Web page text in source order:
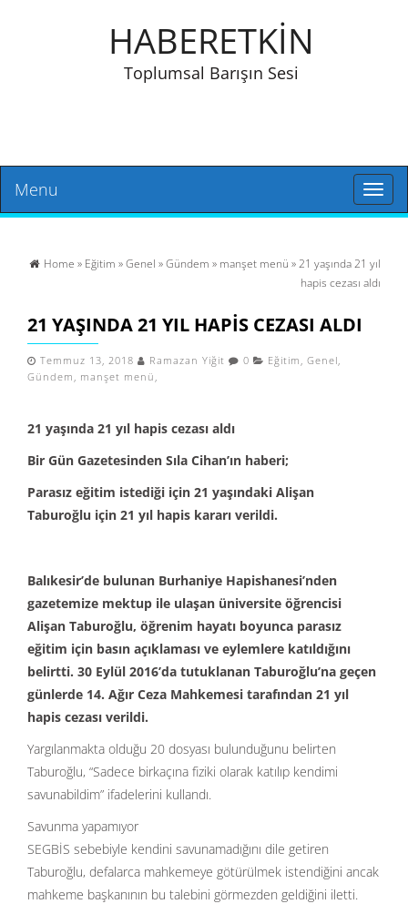
HABERETKİN
Toplumsal Barışın Sesi
Toggle
Menu
Home » Eğitim »Genel »Gündem » manşet menü » 21 yaşında 21 yıl
hapis cezası aldı
21 YAŞINDA 21 YIL HAPIS CEZASI ALDI
Temmuz 13, 2018 Ramazan Yiğit 0 Eğitim , Genel,
Gündem , manşet menü ,
21 yaşında 21 yıl hapis cezası aldı
Bir Gün Gazetesinden Sıla Cihan’ın haberi;
Parasız eğitim istediği için 21 yaşındaki Alişan
Taburoğlu için 21 yıl hapis kararı verildi.
Balıkesir’de bulunan Burhaniye Hapishanesi’nden
gazetemize mektup ile ulaşan üniversite öğrencisi
Alişan Taburoğlu, öğrenim hayatı boyunca parasız
eğitim için basın açıklaması ve eylemlere katıldığını
belirtti. 30 Eylül 2016’da tutuklanan Taburoğlu’na geçen
günlerde 14. Ağır Ceza Mahkemesi tarafından 21 yıl
hapis cezası verildi.
Yargılanmakta olduğu 20 dosyası bulunduğunu belirten
Taburoğlu, “Sadece birkaçına fiziki olarak katılıp kendimi
savunabildim” ifadelerini kullandı.
Savunma yapamıyor
SEGBİS sebebiyle kendini savunamadığını dile getiren
Taburoğlu, defalarca mahkemeye götürülmek istendiğini ancak
mahkeme başkanının bu talebini görmezden geldiğini iletti.